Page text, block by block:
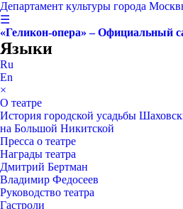
Департамент культуры города
☰
«Геликон-опера» – Официальный
Языки
Ru
En
×
О театре
История городской усадьбы
на Большой Никитской
Пресса о театре
Награды театра
Дмитрий Бертман
Владимир Федосеев
Руководство театра
Гастроли